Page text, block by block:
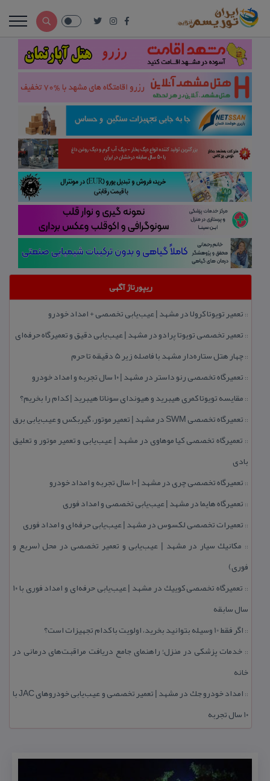
ریپورتاژ آگهی
:: تعمیر تویوتا كرولا در مشهد | عیب‌یابی تخصصی + امداد خودرو
:: تعمیر تخصصی تویوتا پرادو در مشهد | عیب‌یابی دقیق و تعمیرگاه حرفه‌ای
::چهار هتل‌ ستاره‌دار مشهد با فاصله زیر 5 دقیقه تا حرم
:: تعمیرگاه تخصصی رنو داستر در مشهد | ۱۰ سال تجربه و امداد خودرو
:: مقایسه تویوتا كمری هیبرید و هیوندای سوناتا هیبرید | كدام را بخریم؟
:: تعمیرگاه تخصصی SWM در مشهد | تعمیر موتور، گیربكس و عیب‌یابی برق
:: تعمیرگاه تخصصی كیا موهاوی در مشهد | عیب‌یابی و تعمیر موتور و تعلیق
بادی
:: تعمیرگاه تخصصی چری در مشهد | ۱۰ سال تجربه و امداد خودرو
:: تعمیرگاه هایما در مشهد | عیب‌یابی تخصصی و امداد فوری
:: تعمیرات تخصصی لكسوس در مشهد | عیب‌یابی حرفه‌ای و امداد فوری
:: مكانیك سیار در مشهد | عیب‌یابی و تعمیر تخصصی در محل (سریع و
فوری)
::
تعمیرگاه تخصصی كوییك در مشهد | عیب‌یابی حرفه‌ای و امداد فوری با ۱۰
سال سابقه
:: اگر فقط 10 وسیله بتوانید بخرید، اولویت با كدام تجهیزات است؟
:: خدمات پزشكی در منزل؛ راهنمای جامع دریافت مراقبت‌های درمانی در
خانه
::
امداد خودرو جك در مشهد | تعمیر تخصصی و عیب‌یابی خودروهای JAC با
۱۰ سال تجربه